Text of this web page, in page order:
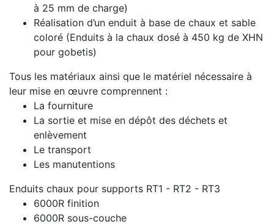
à 25 mm de charge)
Réalisation d’un enduit à base de chaux et sable
coloré (Enduits à la chaux dosé à 450 kg de XHN
pour gobetis)
Tous les matériaux ainsi que le matériel nécessaire à
leur mise en œuvre comprennent :
La fourniture
La sortie et mise en dépôt des déchets et
enlèvement
Le transport
Les manutentions
Enduits chaux pour supports RT1 - RT2 - RT3
6000R finition
6000R sous-couche